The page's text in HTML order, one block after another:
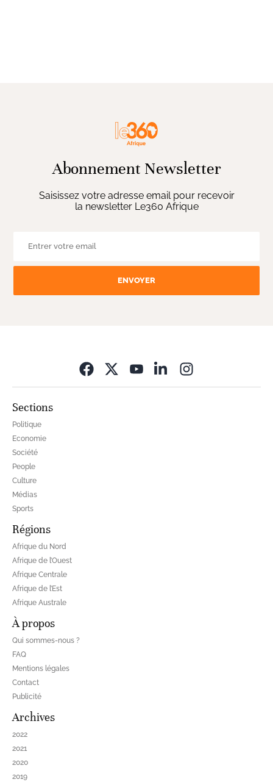
Abonnement Newsletter
Saisissez votre adresse email pour recevoir
la newsletter Le360 Afrique
ENVOYER
Sections
Politique
Economie
Société
People
Culture
Médias
Sports
Régions
Afrique du Nord
Afrique de l’Ouest
Afrique Centrale
Afrique de l’Est
Afrique Australe
À propos
Qui sommes-nous ?
FAQ
Mentions légales
Contact
Publicité
Archives
2022
2021
2020
2019